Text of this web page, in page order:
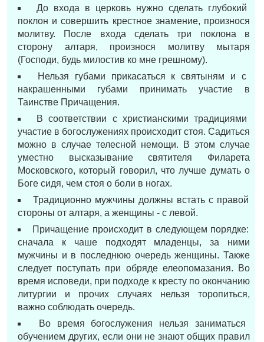
До входа в церковь нужно сделать глубокий
поклон и совершить крестное знамение, произнося
молитву. После входа сделать три поклона в
сторону алтаря, произнося молитву мытаря
(Господи, будь милостив ко мне грешному).
Нельзя губами прикасаться к святыням и с
накрашенными губами принимать участие в
Таинстве Причащения.
В соответствии с христианскими традициями
участие в богослужениях происходит стоя. Садиться
можно в случае телесной немощи. В этом случае
уместно высказывание святителя Филарета
Московского, который говорил, что лучше думать о
Боге сидя, чем стоя о боли в ногах.
Традиционно мужчины должны встать с правой
стороны от алтаря, а женщины - с левой.
Причащение происходит в следующем порядке:
сначала к чаше подходят младенцы, за ними
мужчины и в последнюю очередь женщины. Также
следует поступать при обряде елеопомазания. Во
время исповеди, при подходе к кресту по окончанию
литургии и прочих случаях нельзя торопиться,
важно соблюдать очередь.
Во время богослужения нельзя заниматься
обучением других, если они не знают общих правил